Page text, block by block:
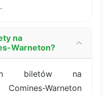
na
Warneton?
biletów na
Warneton